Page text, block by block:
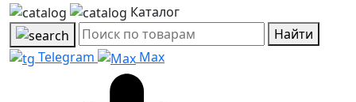
Каталог
Найти
Telegram
Max